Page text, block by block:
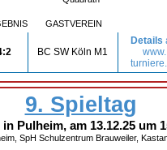
GASTVEREIN
BC SW Köln M1
Details
www.
9. Spieltag
Pulheim, am 13.12.25 um
SpH Schulzentrum Brauweiler,